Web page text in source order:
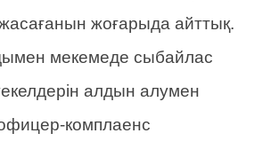
жоғарыда айттық.
мекемеде сыбайлас
алдын алумен
комплаенс